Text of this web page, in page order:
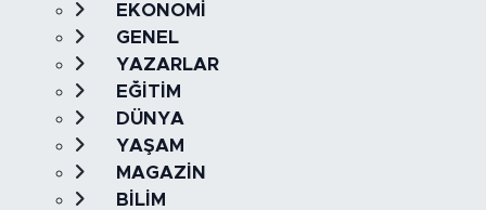
EKONOMİ
GENEL
YAZARLAR
EĞİTİM
DÜNYA
YAŞAM
MAGAZİN
BİLİM